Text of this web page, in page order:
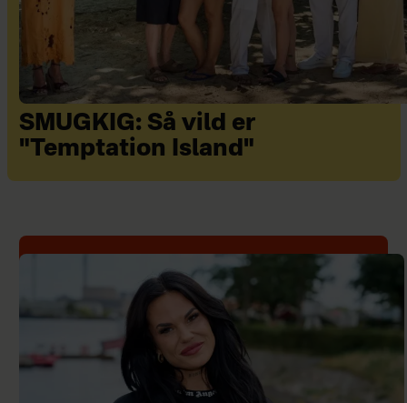
SMUGKIG: Så vild er
"Temptation Island"